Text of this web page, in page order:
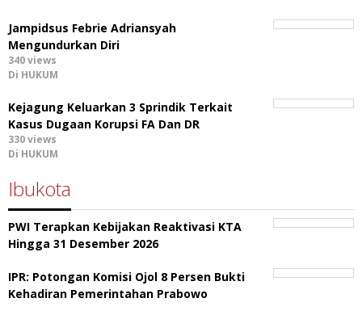
Jampidsus Febrie Adriansyah
Mengundurkan Diri
340 views
Di HUKUM
Kejagung Keluarkan 3 Sprindik Terkait
Kasus Dugaan Korupsi FA Dan DR
330 views
Di HUKUM
Ibukota
PWI Terapkan Kebijakan Reaktivasi KTA
Hingga 31 Desember 2026
IPR: Potongan Komisi Ojol 8 Persen Bukti
Kehadiran Pemerintahan Prabowo